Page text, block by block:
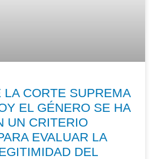
CORTE SUPREMA
EL GÉNERO SE HA
UN CRITERIO
EVALUAR LA
DEL